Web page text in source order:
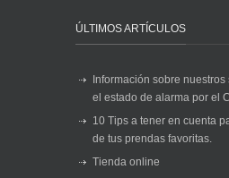
ÚLTIMOS ARTÍCULOS
Información sobre
el estado de alarma por el
10 Tips a tener en cuenta
de tus prendas favoritas.
Tienda online